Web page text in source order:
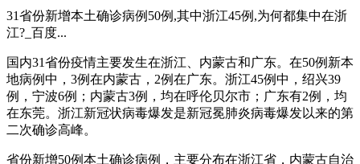
31省份新增本土确诊病例50例,其中浙江45例,为何都集中在浙
江?_百度...
国内31省份疫情主要发生在浙江、内蒙古和广东。在50例新本
地病例中，3例在内蒙古，2例在广东。浙江45例中，绍兴39
例，宁波6例；内蒙古3例，均在呼伦贝尔市；广东有2例，均
在东莞。浙江新冠状病毒爆发是新冠冕肺炎病毒爆发以来的第
二次确诊高峰。
省份新增50例本土确诊病例，主要分布在浙江省，内蒙古自治